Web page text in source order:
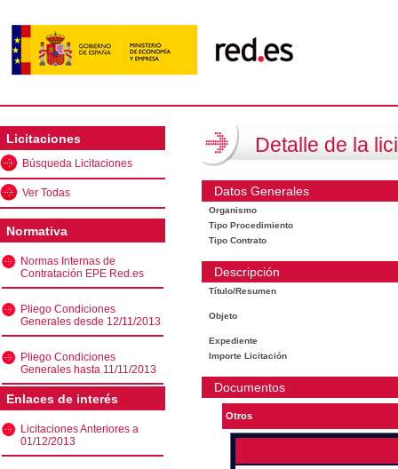
Licitaciones
Búsqueda Licitaciones
Ver Todas
Normativa
Normas Internas de
Contratación EPE Red.es
Pliego Condiciones
Generales desde 12/11/2013
Pliego Condiciones
Generales hasta 11/11/2013
Enlaces de interés
Licitaciones Anteriores a
01/12/2013
Detalle de la
Datos Generales
Organismo
Tipo Procedimiento
Tipo Contrato
Descripción
Título/Resumen
Objeto
Expediente
Importe Licitación
Documentos
Otros